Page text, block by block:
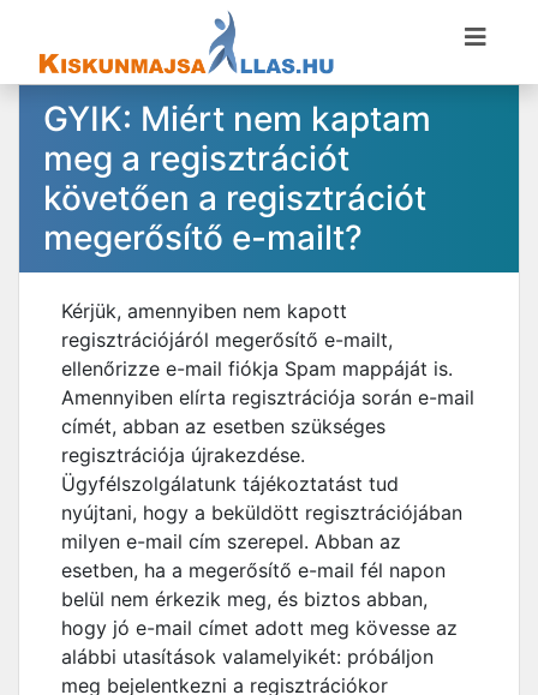
GYIK: Miért nem kaptam
meg a regisztrációt
követően a regisztrációt
megerősítő e-mailt?
Kérjük, amennyiben nem kapott
regisztrációjáról megerősítő e-mailt,
ellenőrizze e-mail fiókja Spam mappáját is.
Amennyiben elírta regisztrációja során e-mail
címét, abban az esetben szükséges
regisztrációja újrakezdése.
Ügyfélszolgálatunk tájékoztatást tud
nyújtani, hogy a beküldött regisztrációjában
milyen e-mail cím szerepel. Abban az
esetben, ha a megerősítő e-mail fél napon
belül nem érkezik meg, és biztos abban,
hogy jó e-mail címet adott meg kövesse az
alábbi utasítások valamelyikét: próbáljon
meg bejelentkezni a regisztrációkor